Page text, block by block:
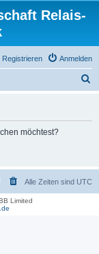
Relais-
Anmelden
Registrieren
möchtest?
Alle Zeiten sind UTC
Limited